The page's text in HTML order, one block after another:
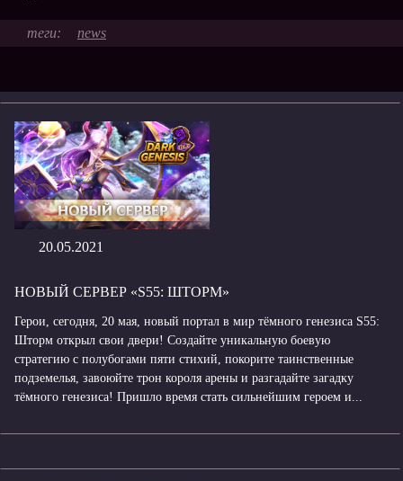
news
20.05.2021
НОВЫЙ СЕРВЕР «S55: ШТОРМ»
Герои, сегодня, 20 мая, новый портал в мир тёмного генезиса S55:
Шторм открыл свои двери! Создайте уникальную боевую
стратегию с полубогами пяти стихий, покорите таинственные
подземелья, завоюйте трон короля арены и разгадайте загадку
тёмного генезиса! Пришло время стать сильнейшим героем и...